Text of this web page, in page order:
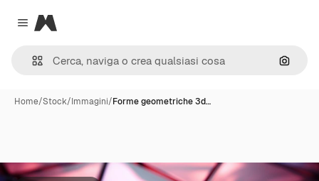
Close menu
Magnific
Cerca
Home/Stock/Immagini/Forme geometriche 3d…